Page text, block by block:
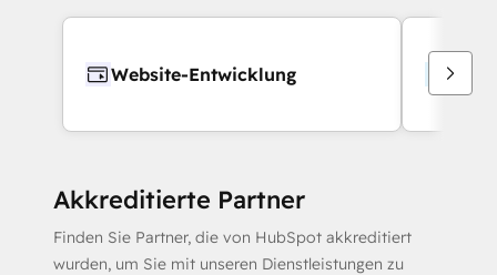
Website-Entwicklung
Akkreditierte Partner
Finden Sie Partner, die von HubSpot akkreditiert
wurden, um Sie mit unseren Dienstleistungen zu